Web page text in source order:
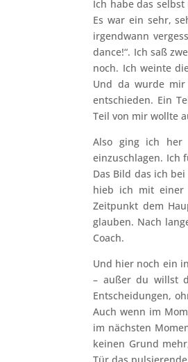
Ich habe das
Es war ein sehr,
irgendwann
dance!“. Ich saß
noch. Ich weinte
Und da wurde
entschieden. Ein
Teil von mir wollte
Also ging ich her
einzuschlagen. Ich
Das Bild das ich
hieb ich mit einer
Zeitpunkt dem
glauben. Nach
Coach.
Und hier noch ein
– außer du willst
Entscheidungen,
Auch wenn im
im nächsten
keinen Grund